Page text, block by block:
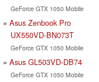
GeForce GTX 1050 Mobile
Asus Zenbook Pro
UX550VD-BN073T
GeForce GTX 1050 Mobile
Asus GL503VD-DB74
GeForce GTX 1050 Mobile